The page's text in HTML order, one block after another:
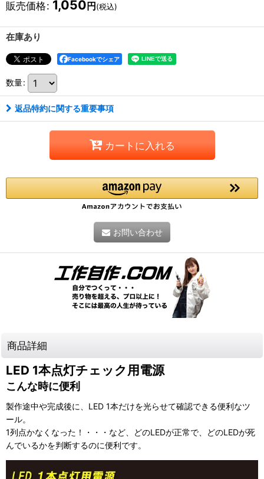
販売価格: 1,050 円 (税込)
在庫あり
Facebookでシェア
数量:
返品特約に関する重要事項
カートに入れる
お問い合わせ
商品詳細
LED 1本点灯チェック用電源
こんな時に便利
製作途中や完成後に、LED 1本だけを光らせて確認できる便利なツ
ール。
1列点かなくなった！・・・など、どのLEDが正常で、どのLEDが死
んでいるかを判断するのに便利です。